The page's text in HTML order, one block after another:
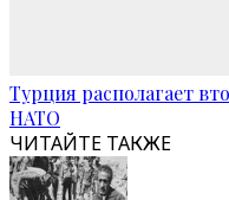
Турция располагает
НАТО
ЧИТАЙТЕ ТАКЖЕ